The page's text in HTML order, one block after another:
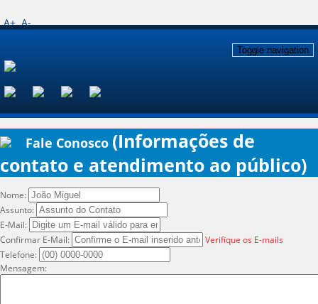
A+ A-
Toggle navigation
Fale Conosco (Informações de
contato e atendimento ao público)
Nome:
Assunto:
E-Mail:
Confirmar E-Mail:
Verifique os E-mails
Telefone:
Mensagem: